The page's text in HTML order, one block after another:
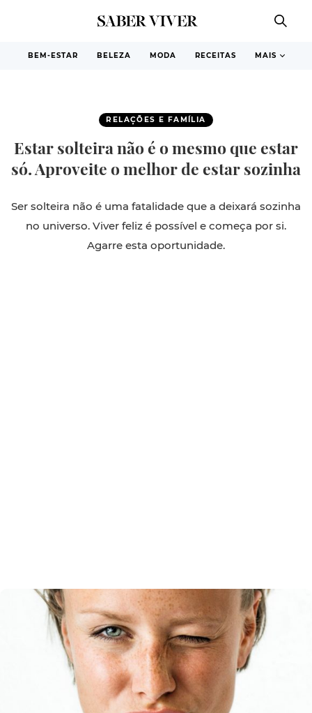
BEM-ESTAR BELEZA MODA RECEITAS MAIS
RELAÇÕES E FAMÍLIA
Estar solteira não é o mesmo que estar
só. Aproveite o melhor de estar sozinha
Ser solteira não é uma fatalidade que a deixará sozinha
no universo. Viver feliz é possível e começa por si.
Agarre esta oportunidade.